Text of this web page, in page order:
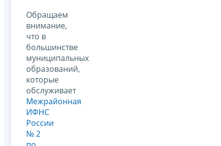
Обращаем
внимание,
что в
большинстве
муниципальных
образований,
которые
обслуживает
Межрайонная
ИФНС
России
№ 2